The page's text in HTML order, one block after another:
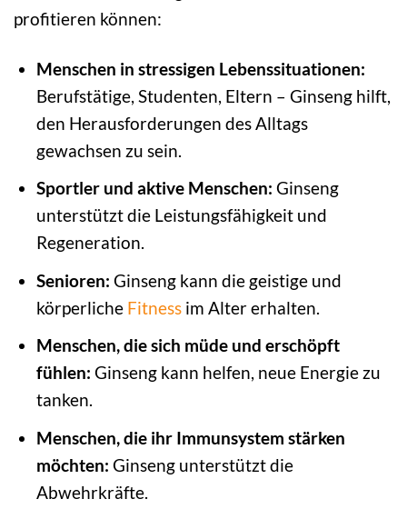
profitieren können:
Menschen in stressigen Lebenssituationen:
Berufstätige, Studenten, Eltern – Ginseng hilft,
den Herausforderungen des Alltags
gewachsen zu sein.
Sportler und aktive Menschen: Ginseng
unterstützt die Leistungsfähigkeit und
Regeneration.
Senioren: Ginseng kann die geistige und
körperliche Fitnessim Alter erhalten.
Menschen, die sich müde und erschöpft
fühlen: Ginseng kann helfen, neue Energie zu
tanken.
Menschen, die ihr Immunsystem stärken
möchten: Ginseng unterstützt die
Abwehrkräfte.